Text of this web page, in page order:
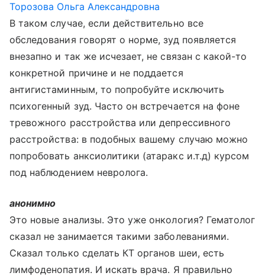
Торозова Ольга Александровна
В таком случае, если действительно все
обследования говорят о норме, зуд появляется
внезапно и так же исчезает, не связан с какой-то
конкретной причине и не поддается
антигистаминным, то попробуйте исключить
психогенный зуд. Часто он встречается на фоне
тревожного расстройства или депрессивного
расстройства: в подобных вашему случаю можно
попробовать анксиолитики (атаракс и.т.д) курсом
под наблюдением невролога.
анонимно
Это новые анализы. Это уже онкология? Гематолог
сказал не занимается такими заболеваниями.
Сказал только сделать КТ органов шеи, есть
лимфоденопатия. И искать врача. Я правильно